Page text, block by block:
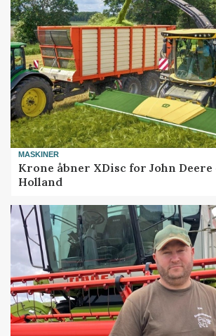
MASKINER
Krone åbner XDisc for John Deere
Holland